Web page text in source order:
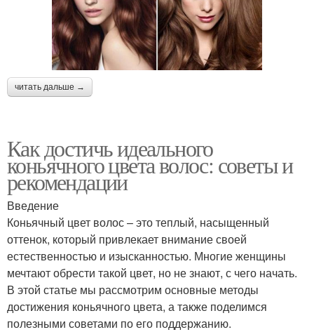
читать дальше →
Как достичь идеального
коньячного цвета волос: советы и
рекомендации
Введение
Коньячный цвет волос – это теплый, насыщенный
оттенок, который привлекает внимание своей
естественностью и изысканностью. Многие женщины
мечтают обрести такой цвет, но не знают, с чего начать.
В этой статье мы рассмотрим основные методы
достижения коньячного цвета, а также поделимся
полезными советами по его поддержанию.